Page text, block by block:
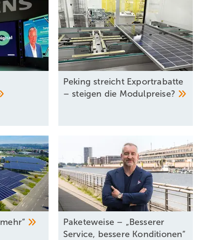
Peking streicht Exportrabatte
– steigen die Modulpreise?
mehr“
Paketeweise – „Besserer
Service, bessere Konditionen“